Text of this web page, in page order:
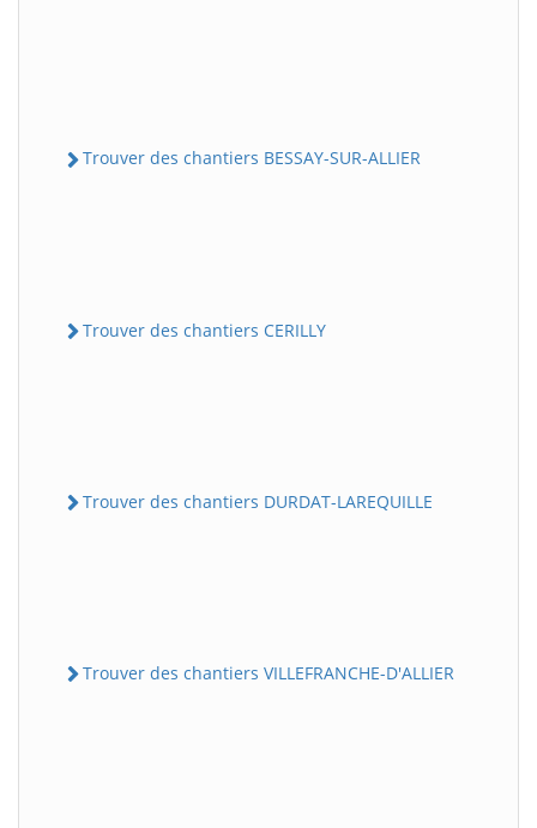
Trouver des chantiers BESSAY-SUR-ALLIER
Trouver des chantiers CERILLY
Trouver des chantiers DURDAT-LAREQUILLE
Trouver des chantiers VILLEFRANCHE-D'ALLIER